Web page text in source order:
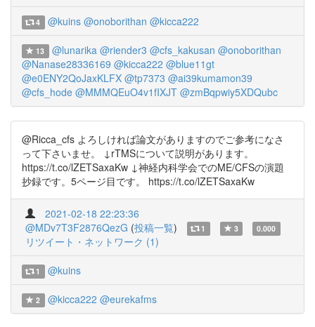
4 @kuins @onoborithan @kicca222
13 @lunarika @riender3 @cfs_kakusan @onoborithan
@Nanase28336169 @kicca222 @blue11gt
@e0ENY2QoJaxKLFX @tp7373 @ai39kumamon39
@cfs_hode @MMMQEuO4v1fIXJT @zmBqpwiy5XDQubc
@Ricca_cfs よろしければ論文がありますのでご参考になさ
って下さいませ。 ↓rTMSについて説明があります。
https://t.co/lZETSaxaKw ↓神経内科学会でのME/CFSの演題
抄録です。5ページ目です。 https://t.co/lZETSaxaKw
2021-02-18 22:23:36
@MDv7T3F2876QezG (投稿一覧) 1 3 0.000
リツイート・ネットワーク (1)
1 @kuins
2 @kicca222 @eurekafms